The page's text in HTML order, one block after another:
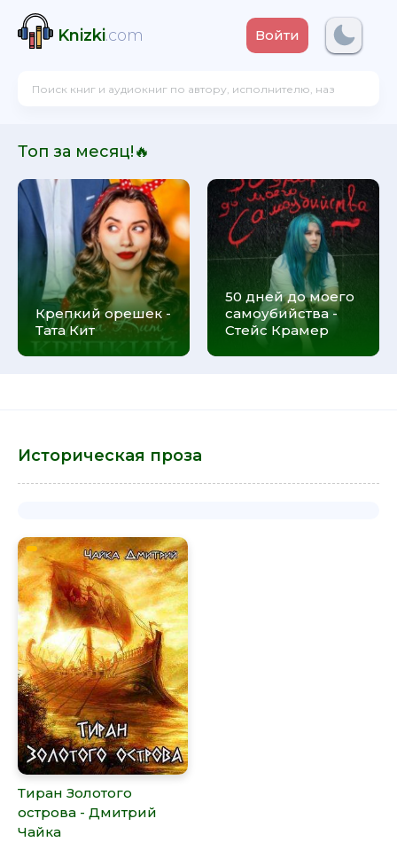
Knizki.com Войти
Топ за месяц!🔥
Крепкий орешек -
Тата Кит
50 дней до моего
самоубийства -
Стейс Крамер
Историческая проза
Тиран Золотого
острова - Дмитрий
Чайка